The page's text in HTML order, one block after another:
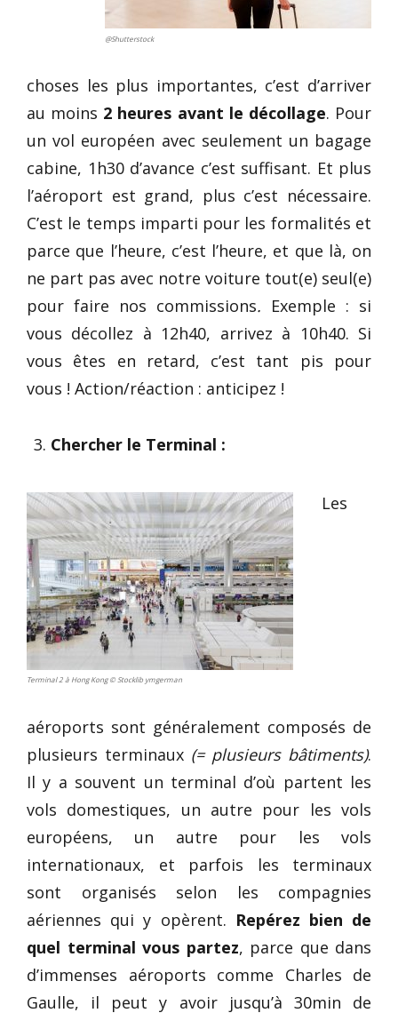
@Shutterstock
choses les plus importantes, c’est d’arriver
au moins 2 heures avant le décollage. Pour
un vol européen avec seulement un bagage
cabine, 1h30 d’avance c’est suffisant. Et plus
l’aéroport est grand, plus c’est nécessaire.
C’est le temps imparti pour les formalités et
parce que l’heure, c’est l’heure, et que là, on
ne part pas avec notre voiture tout(e) seul(e)
pour faire nos commissions. Exemple : si
vous décollez à 12h40, arrivez à 10h40. Si
vous êtes en retard, c’est tant pis pour
vous ! Action/réaction : anticipez !
Chercher le Terminal :
Terminal 2 à Hong Kong © Stocklib ymgerman
Les
aéroports sont généralement composés de
plusieurs terminaux (= plusieurs bâtiments).
Il y a souvent un terminal d’où partent les
vols domestiques, un autre pour les vols
européens, un autre pour les vols
internationaux, et parfois les terminaux
sont organisés selon les compagnies
aériennes qui y opèrent. Repérez bien de
quel terminal vous partez, parce que dans
d’immenses aéroports comme Charles de
Gaulle, il peut y avoir jusqu’à 30min de